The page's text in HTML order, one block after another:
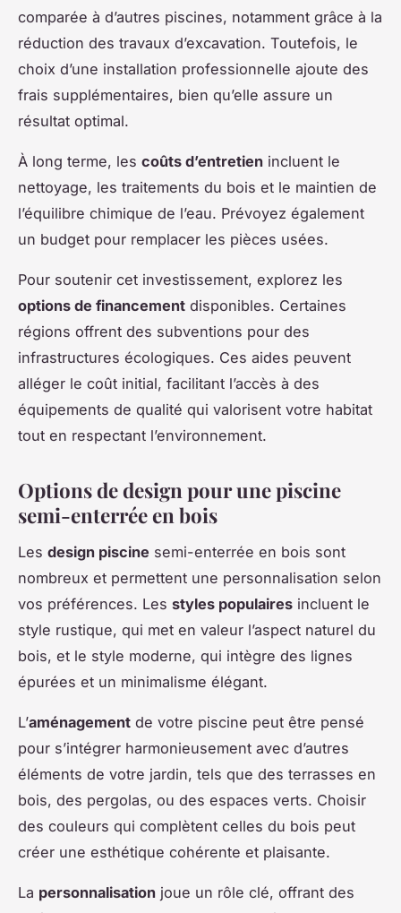
comparée à d’autres piscines, notamment grâce à la
réduction des travaux d’excavation. Toutefois, le
choix d’une installation professionnelle ajoute des
frais supplémentaires, bien qu’elle assure un
résultat optimal.
À long terme, les coûts d’entretien incluent le
nettoyage, les traitements du bois et le maintien de
l’équilibre chimique de l’eau. Prévoyez également
un budget pour remplacer les pièces usées.
Pour soutenir cet investissement, explorez les
options de financement disponibles. Certaines
régions offrent des subventions pour des
infrastructures écologiques. Ces aides peuvent
alléger le coût initial, facilitant l’accès à des
équipements de qualité qui valorisent votre habitat
tout en respectant l’environnement.
Options de design pour une piscine
semi-enterrée en bois
Les design piscine semi-enterrée en bois sont
nombreux et permettent une personnalisation selon
vos préférences. Les styles populaires incluent le
style rustique, qui met en valeur l’aspect naturel du
bois, et le style moderne, qui intègre des lignes
épurées et un minimalisme élégant.
L’aménagement de votre piscine peut être pensé
pour s’intégrer harmonieusement avec d’autres
éléments de votre jardin, tels que des terrasses en
bois, des pergolas, ou des espaces verts. Choisir
des couleurs qui complètent celles du bois peut
créer une esthétique cohérente et plaisante.
La personnalisation joue un rôle clé, offrant des